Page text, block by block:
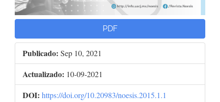
PDF
Publicado: Sep 10, 2021
Actualizado: 10-09-2021
DOI: https://doi.org/10.20983/noesis.2015.1.1